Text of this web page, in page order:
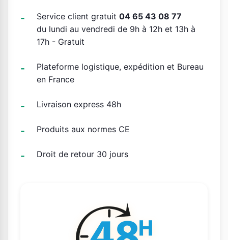
Service client gratuit 04 65 43 08 77
du lundi au vendredi de 9h à 12h et 13h à
17h - Gratuit
Plateforme logistique, expédition et Bureau
en France
Livraison express 48h
Produits aux normes CE
Droit de retour 30 jours